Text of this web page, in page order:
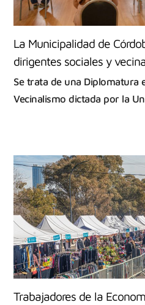
La Municipalidad de
dirigentes sociales y
Se trata de una Diplomatura
Vecinalismo dictada por la
Trabajadores de la